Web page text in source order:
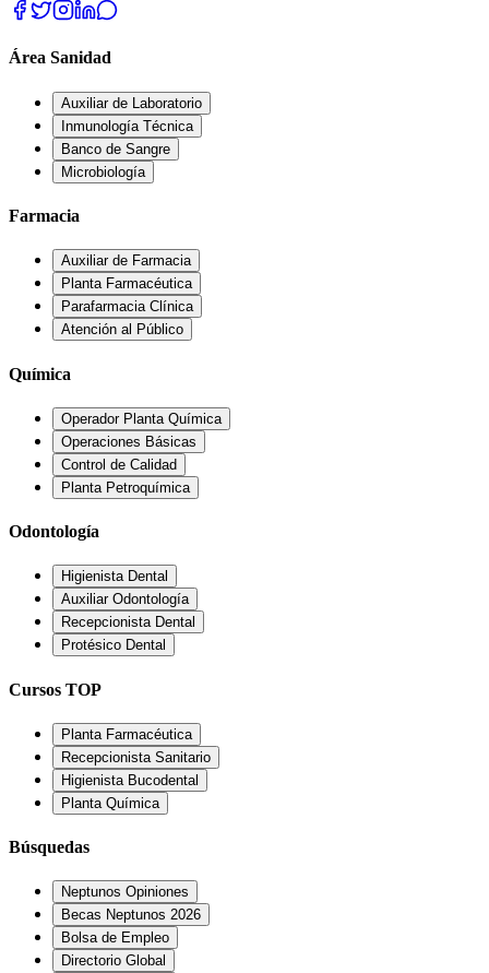
Área Sanidad
Auxiliar de Laboratorio
Inmunología Técnica
Banco de Sangre
Microbiología
Farmacia
Auxiliar de Farmacia
Planta Farmacéutica
Parafarmacia Clínica
Atención al Público
Química
Operador Planta Química
Operaciones Básicas
Control de Calidad
Planta Petroquímica
Odontología
Higienista Dental
Auxiliar Odontología
Recepcionista Dental
Protésico Dental
Cursos TOP
Planta Farmacéutica
Recepcionista Sanitario
Higienista Bucodental
Planta Química
Búsquedas
Neptunos Opiniones
Becas Neptunos 2026
Bolsa de Empleo
Directorio Global